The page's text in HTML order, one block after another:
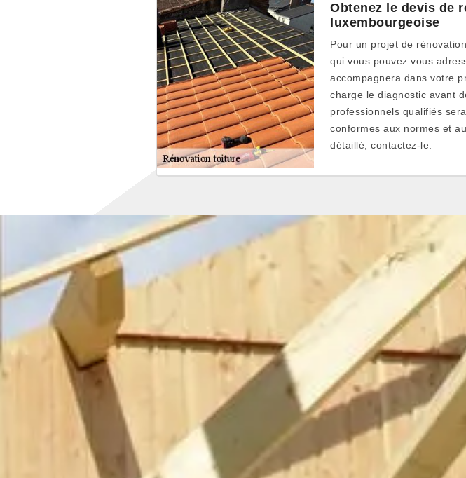
Obtenez le devis de
luxembourgeoise
Pour un projet de
qui vous pouvez vous
accompagnera dans votre
charge le diagnostic avant
professionnels qualifiés
conformes aux normes et
détaillé, contactez-le.